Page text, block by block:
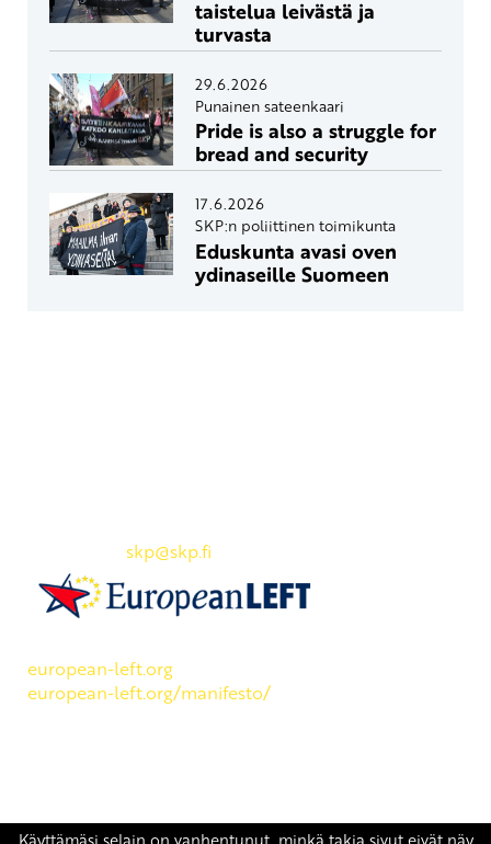
taistelua leivästä ja
turvasta
29.6.2026
Punainen sateenkaari
Pride is also a struggle for
bread and security
17.6.2026
SKP:n poliittinen toimikunta
Eduskunta avasi oven
ydinaseille Suomeen
skp@skp.fi
european-left.org
european-left.org/manifesto/